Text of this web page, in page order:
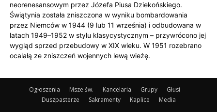
neorenesansowym przez Józefa Piusa Dziekońskiego.
Świątynia została zniszczona w wyniku bombardowania
przez Niemców w 1944 (9 lub 11 września) i odbudowana w
latach 1949–1952 w stylu klasycystycznym – przywrócono jej
wygląd sprzed przebudowy w XIX wieku. W 1951 rozebrano
ocalałą ze zniszczeń wojennych lewą wieżę.
Ogłoszenia Msze św. Kancelaria Grupy
Głusi
Duszpasterze
Sakramenty Kaplice Media